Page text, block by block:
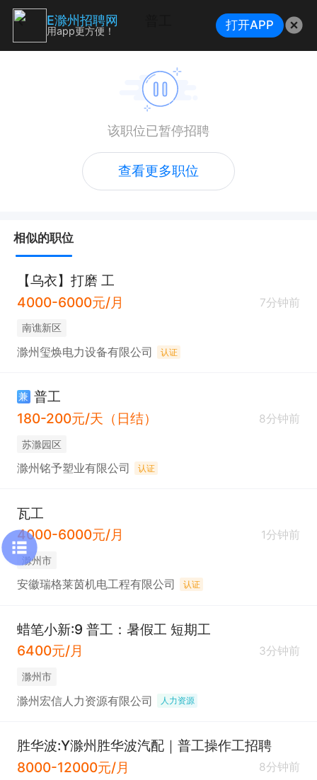
该职位已暂停招聘
查看更多职位
相似的职位
【乌衣】打磨 工
4000-6000元/月
7分钟前
南谯新区
滁州玺焕电力设备有限公司 认证
兼 普工
180-200元/天（日结）
8分钟前
苏滁园区
滁州铭予塑业有限公司 认证
瓦工
4000-6000元/月
1分钟前
滁州市
安徽瑞格莱茵机电工程有限公司 认证
蜡笔小新:9 普工：暑假工 短期工
6400元/月
3分钟前
滁州市
滁州宏信人力资源有限公司 人力资源
胜华波:Y滁州胜华波汽配｜普工操作工招聘
8000-12000元/月
8分钟前
E滁州招聘网
用app更方便！ 打开APP